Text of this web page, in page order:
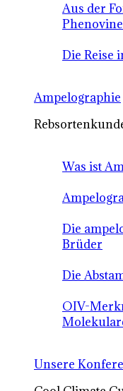
Aus der
Die Reise
Ampelographie
Was ist
Die
Brüder
Die
OIV-
Unsere